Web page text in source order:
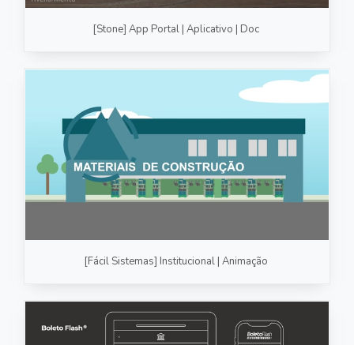
[Stone] App Portal | Aplicativo | Doc
[Fácil Sistemas] Institucional | Animação